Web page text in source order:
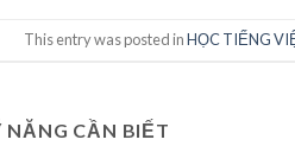
This entry was posted inHỌC TIẾNG
NĂNG CẦN BIẾT